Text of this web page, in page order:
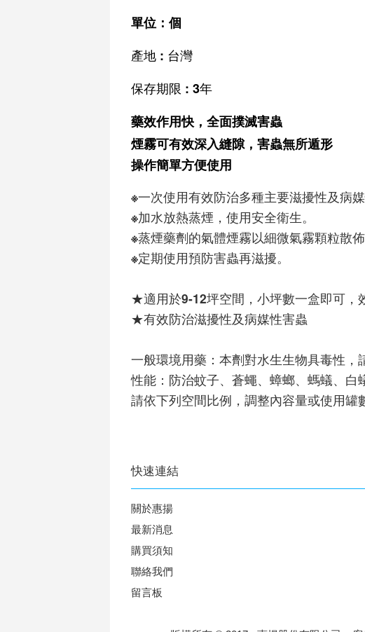
單位：個
產地 : 台灣
保存期限 : 3年
藥效作用快，全面撲滅害蟲
煙霧可有效深入縫隙，害蟲無所遁形
操作簡單方便使用
※一次使用有效防治多種主要滋擾性及病媒
※加水放熱蒸煙，使用安全衛生。
※蒸煙藥劑的氣體煙霧以細微氣霧顆粒散
※定期使用預防害蟲再滋擾。
★適用於9-12坪空間，小坪數一盒即可，
★有效防治滋擾性及病媒性害蟲
一般環境用藥：本劑對水生生物具毒性，
性能：防治蚊子、蒼蠅、蟑螂、螞蟻、白
請依下列空間比例，調整內容量或使用罐
快速連結
關於惠揚
最新消息
購買須知
聯絡我們
留言板